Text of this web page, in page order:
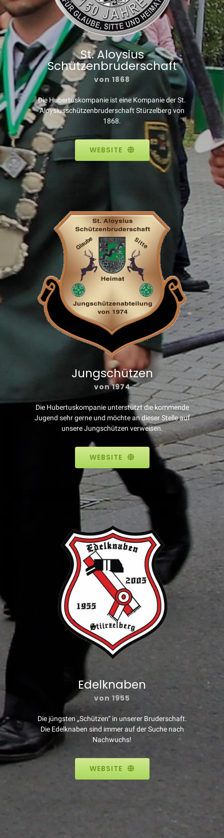
St. Aloysius
Schützenbruderschaft
von 1868
Die Hubertuskompanie ist eine Kompanie der St.
Aloysiusschützenbruderschaft Stürzelberg von
1868.
WEBSITE
Jungschützen
von 1974
Die Hubertuskompanie unterstützt die kommende
Jugend sehr gerne und möchte an dieser Stelle auf
unsere Jungschützen verweisen.
WEBSITE
Edelknaben
von 1955
Die jüngsten „Schützen“ in unserer Bruderschaft.
Die Edelknaben sind immer auf der Suche nach
Nachwuchs!
WEBSITE